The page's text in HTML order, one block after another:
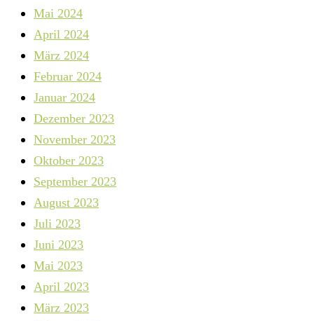
Mai 2024
April 2024
März 2024
Februar 2024
Januar 2024
Dezember 2023
November 2023
Oktober 2023
September 2023
August 2023
Juli 2023
Juni 2023
Mai 2023
April 2023
März 2023